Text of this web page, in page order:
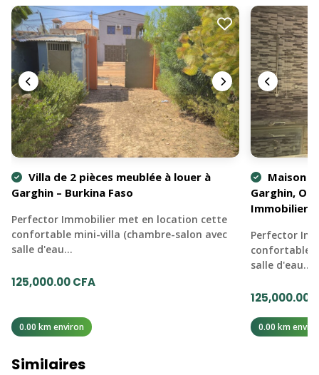
Villa de 2 pièces meublée à louer à
Garghin – Burkina Faso
Perfector Immobilier met en location cette
confortable mini-villa (chambre-salon avec
salle d'eau…
125,000.00 CFA
0.00 km environ
Maison
Garghin,
Immobilier
Perfector
confortable
salle d'eau…
125,000.00
0.00 km
Similaires